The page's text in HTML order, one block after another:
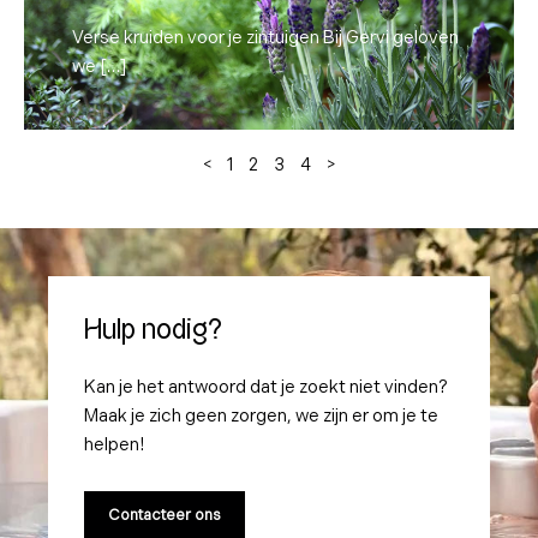
Verse kruiden voor je zintuigen Bij Gervi geloven
we […]
Lees meer
< 1 2 3 4 >
Hulp nodig?
Kan je het antwoord dat je zoekt niet vinden?
Maak je zich geen zorgen, we zijn er om je te
helpen!
Contacteer ons